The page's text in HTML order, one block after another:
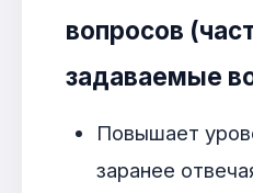
вопросов
задаваемые
Повышает
заранее